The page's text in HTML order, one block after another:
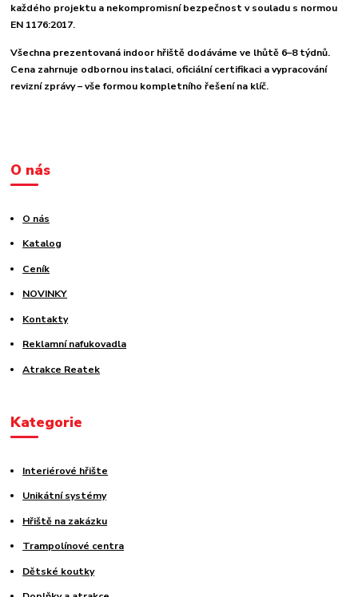
každého projektu a nekompromisní bezpečnost v souladu s normou
EN 1176:2017.
Všechna prezentovaná indoor hřiště dodáváme ve lhůtě 6–8 týdnů.
Cena zahrnuje odbornou instalaci, oficiální certifikaci a vypracování
revizní zprávy – vše formou kompletního řešení na klíč.
O nás
O nás
Katalog
Ceník
NOVINKY
Kontakty
Reklamní nafukovadla
Atrakce Reatek
Kategorie
Interiérové hřište
Unikátní systémy
Hřiště na zakázku
Trampolínové centra
Dětské koutky